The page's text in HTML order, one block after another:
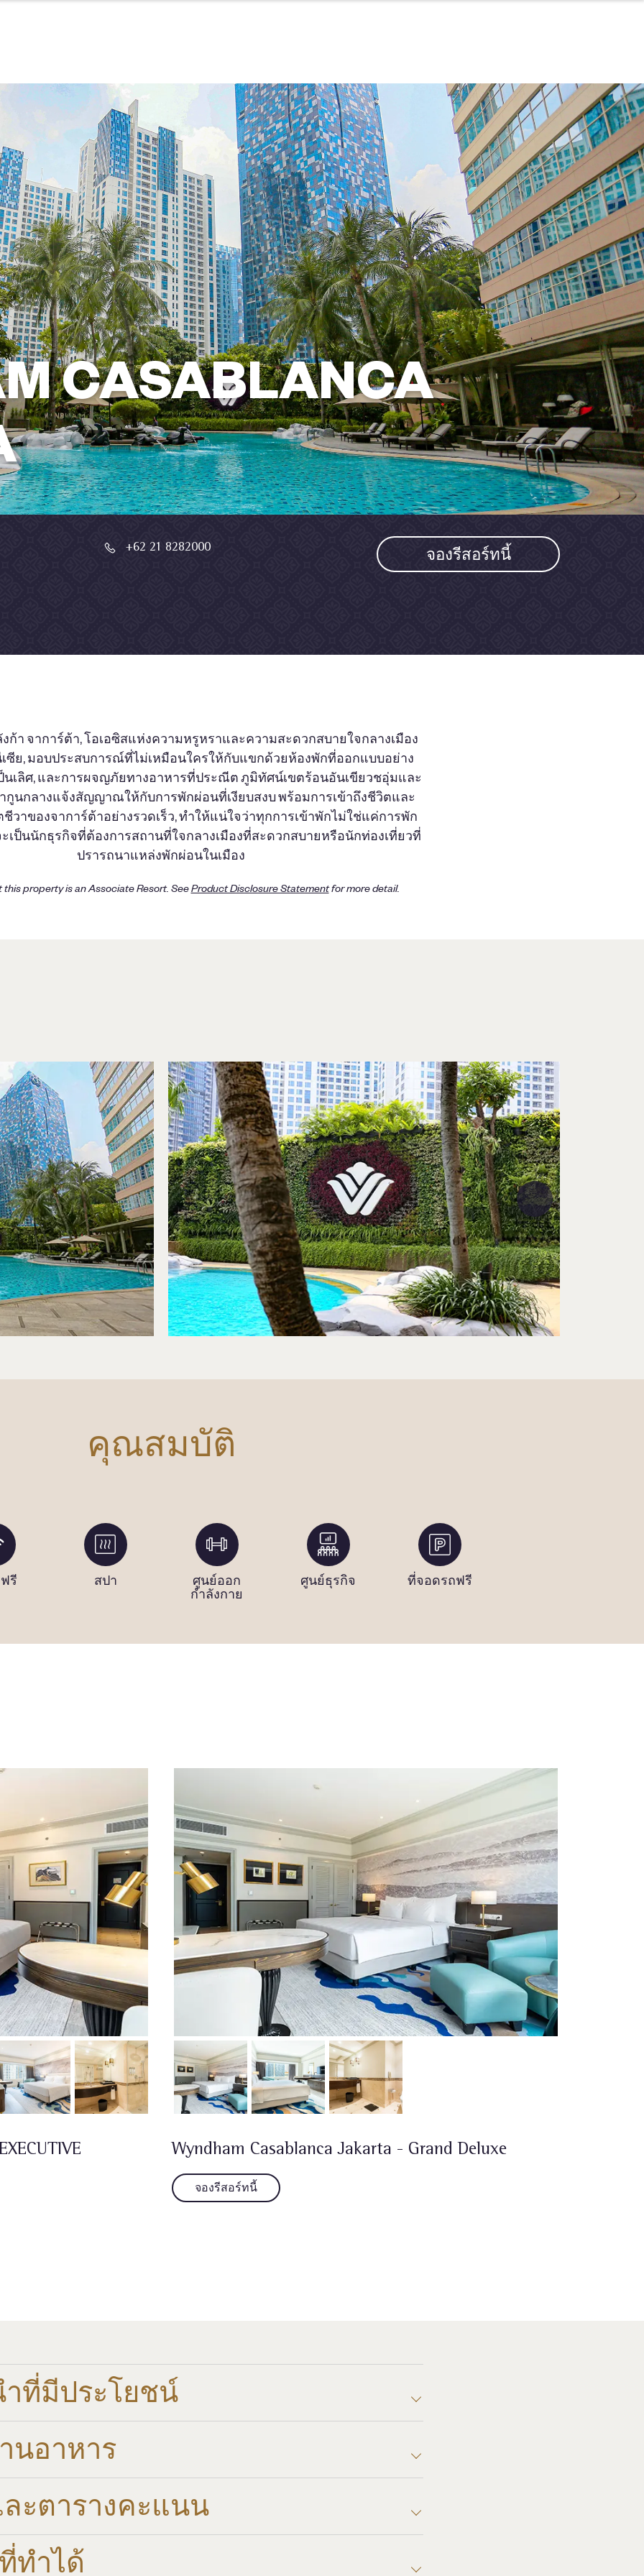
CASABLANCA
+62 21 8282000 จองรีสอร์ทนี้
ก้า จาการ์ต้า, โอเอซิสแห่งความหรูหราและความสะดวกสบายใจกลางเมือง
ซีย, มอบประสบการณ์ที่ไม่เหมือนใครให้กับแขกด้วยห้องพักที่ออกแบบอย่าง
นเลิศ, และการผจญภัยทางอาหารที่ประณีต ภูมิทัศน์เขตร้อนอันเขียวชอุ่มและ
กูนกลางแจ้งสัญญาณให้กับการพักผ่อนที่เงียบสงบ พร้อมการเข้าถึงชีวิตและ
าของจาการ์ต้าอย่างรวดเร็ว, ทำให้แน่ใจว่าทุกการเข้าพักไม่ใช่แค่การพัก
เป็นนักธุรกิจที่ต้องการสถานที่ใจกลางเมืองที่สะดวกสบายหรือนักท่องเที่ยวที่
ปรารถนาแหล่งพักผ่อนในเมือง
property is an Associate Resort. SeeProduct Disclosure Statementfor more detail.
คุณสมบัติ
รี สปา
ศูนย์ออก
กำลังกาย
ศูนย์ธุรกิจ ที่จอดรถฟรี
Wyndham Casablanca Jakarta - Grand Deluxe
จองรีสอร์ทนี้
ที่มีประโยชน์
นอาหาร
ะตารางคะแนน​
ทำได้